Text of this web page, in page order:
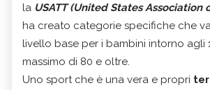
la USATT(United States Association
ha creato categorie specifiche che
livello base per i bambini intorno agli
massimo di 80 e oltre.
Uno sport che è una vera e propri